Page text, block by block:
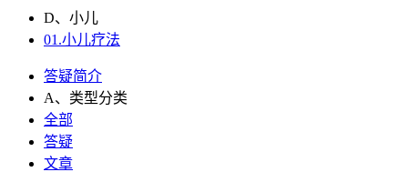
D、小儿
01.小儿疗法
答疑简介
A、类型分类
全部
答疑
文章